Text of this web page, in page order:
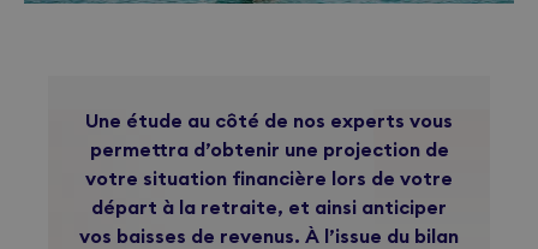
Une étude au côté de nos experts vous
permettra d’obtenir une projection de
votre situation financière lors de votre
départ à la retraite, et ainsi anticiper
vos baisses de revenus. À l’issue du bilan